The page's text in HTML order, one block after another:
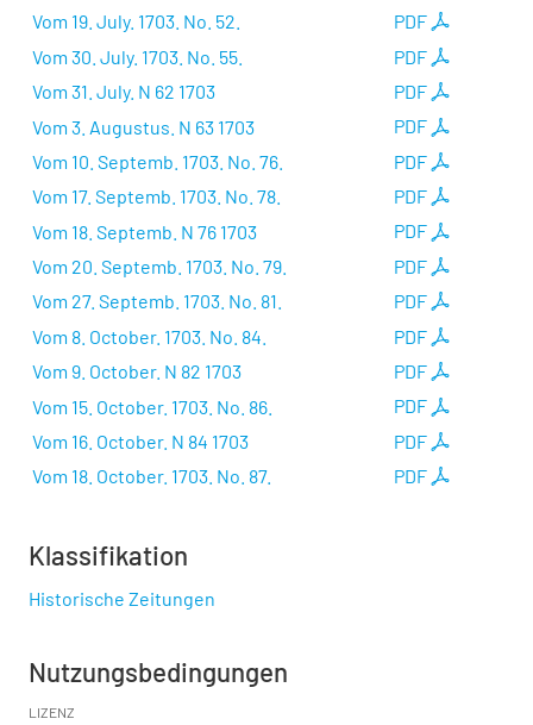
PDF
Vom 19. July. 1703. No. 52.
PDF
Vom 30. July. 1703. No. 55.
PDF
Vom 31. July. N 62 1703
PDF
Vom 3. Augustus. N 63 1703
PDF
Vom 10. Septemb. 1703. No. 76.
PDF
Vom 17. Septemb. 1703. No. 78.
PDF
Vom 18. Septemb. N 76 1703
PDF
Vom 20. Septemb. 1703. No. 79.
PDF
Vom 27. Septemb. 1703. No. 81.
PDF
Vom 8. October. 1703. No. 84.
PDF
Vom 9. October. N 82 1703
PDF
Vom 15. October. 1703. No. 86.
PDF
Vom 16. October. N 84 1703
PDF
Vom 18. October. 1703. No. 87.
Klassifikation
Historische Zeitungen
Nutzungsbedingungen
LIZENZ